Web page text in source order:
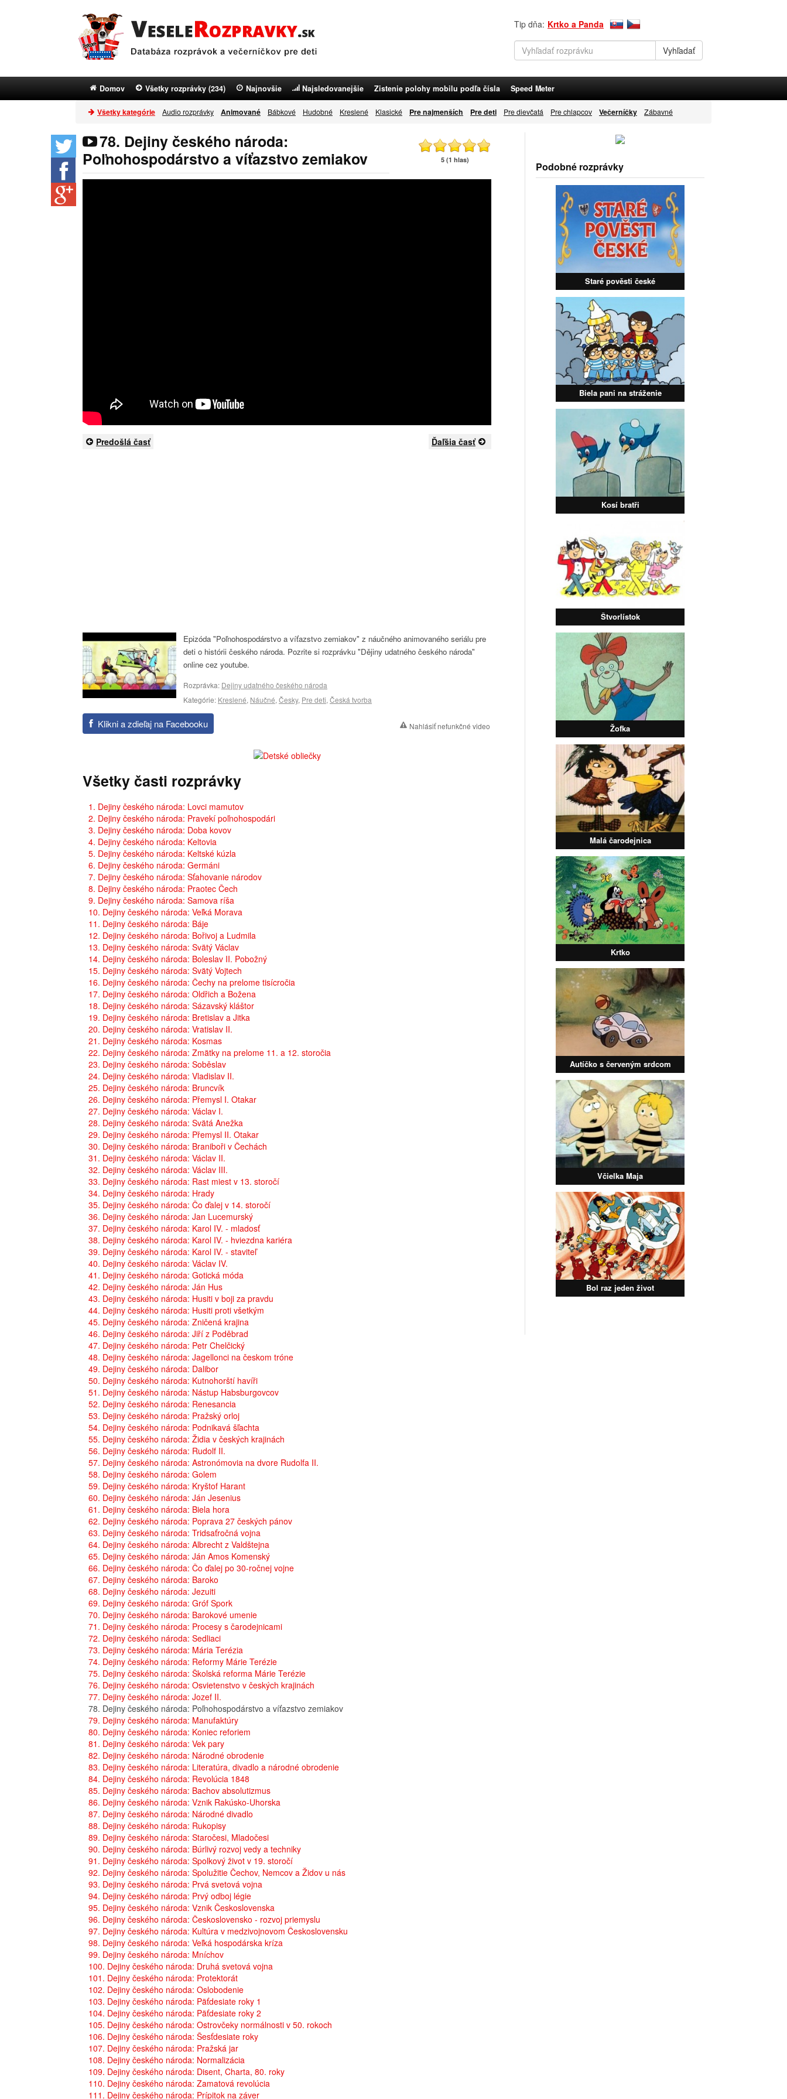
Tip dňa: Krtko a Panda
Domov Všetky rozprávky (234) Najnovšie Najsledovanejšie Zistenie polohy mobilu podľa čísla Speed Meter
Všetky kategórie Audio rozprávky Animované Bábkové Hudobné Kreslené Klasické Pre najmenších Pre deti Pre dievčatá Pre chlapcov Večerníčky Zábavné
78. Dejiny českého národa:
Poľnohospodárstvo a víťazstvo zemiakov
5 (1 hlas)
Predošlá časť Ďaľšia časť
Epizóda "Poľnohospodárstvo a víťazstvo zemiakov" z náučného animovaného seriálu pre
deti o histórii českého národa. Pozrite si rozprávku "Dějiny udatného českého národa"
online cez youtube.
Rozprávka: Dejiny udatného českého národa
Kategórie: Kreslené, Náučné, Česky, Pre deti, Česká tvorba
Klikni a zdieľaj na Facebooku Nahlásiť nefunkčné video
Všetky časti rozprávky
1. Dejiny českého národa: Lovci mamutov
2. Dejiny českého národa: Pravekí poľnohospodári
3. Dejiny českého národa: Doba kovov
4. Dejiny českého národa: Keltovia
5. Dejiny českého národa: Keltské kúzla
6. Dejiny českého národa: Germáni
7. Dejiny českého národa: Sťahovanie národov
8. Dejiny českého národa: Praotec Čech
9. Dejiny českého národa: Samova ríša
10. Dejiny českého národa: Veľká Morava
11. Dejiny českého národa: Báje
12. Dejiny českého národa: Bořivoj a Ludmila
13. Dejiny českého národa: Svätý Václav
14. Dejiny českého národa: Boleslav II. Pobožný
15. Dejiny českého národa: Svätý Vojtech
16. Dejiny českého národa: Čechy na prelome tisícročia
17. Dejiny českého národa: Oldřich a Božena
18. Dejiny českého národa: Sázavský kláštor
19. Dejiny českého národa: Bretislav a Jitka
20. Dejiny českého národa: Vratislav II.
21. Dejiny českého národa: Kosmas
22. Dejiny českého národa: Zmätky na prelome 11. a 12. storočia
23. Dejiny českého národa: Soběslav
24. Dejiny českého národa: Vladislav II.
25. Dejiny českého národa: Bruncvík
26. Dejiny českého národa: Přemysl I. Otakar
27. Dejiny českého národa: Václav I.
28. Dejiny českého národa: Svätá Anežka
29. Dejiny českého národa: Přemysl II. Otakar
30. Dejiny českého národa: Braniboři v Čechách
31. Dejiny českého národa: Václav II.
32. Dejiny českého národa: Václav III.
33. Dejiny českého národa: Rast miest v 13. storočí
34. Dejiny českého národa: Hrady
35. Dejiny českého národa: Čo ďalej v 14. storočí
36. Dejiny českého národa: Jan Lucemurský
37. Dejiny českého národa: Karol IV. - mladosť
38. Dejiny českého národa: Karol IV. - hviezdna kariéra
39. Dejiny českého národa: Karol IV. - staviteľ
40. Dejiny českého národa: Václav IV.
41. Dejiny českého národa: Gotická móda
42. Dejiny českého národa: Ján Hus
43. Dejiny českého národa: Husiti v boji za pravdu
44. Dejiny českého národa: Husiti proti všetkým
45. Dejiny českého národa: Zničená krajina
46. Dejiny českého národa: Jiří z Poděbrad
47. Dejiny českého národa: Petr Chelčický
48. Dejiny českého národa: Jagellonci na českom tróne
49. Dejiny českého národa: Dalibor
50. Dejiny českého národa: Kutnohorští havíři
51. Dejiny českého národa: Nástup Habsburgovcov
52. Dejiny českého národa: Renesancia
53. Dejiny českého národa: Pražský orloj
54. Dejiny českého národa: Podnikavá šľachta
55. Dejiny českého národa: Židia v českých krajinách
56. Dejiny českého národa: Rudolf II.
57. Dejiny českého národa: Astronómovia na dvore Rudolfa II.
58. Dejiny českého národa: Golem
59. Dejiny českého národa: Kryštof Harant
60. Dejiny českého národa: Ján Jesenius
61. Dejiny českého národa: Biela hora
62. Dejiny českého národa: Poprava 27 českých pánov
63. Dejiny českého národa: Tridsaťročná vojna
64. Dejiny českého národa: Albrecht z Valdštejna
65. Dejiny českého národa: Ján Amos Komenský
66. Dejiny českého národa: Čo ďalej po 30-ročnej vojne
67. Dejiny českého národa: Baroko
68. Dejiny českého národa: Jezuiti
69. Dejiny českého národa: Gróf Spork
70. Dejiny českého národa: Barokové umenie
71. Dejiny českého národa: Procesy s čarodejnicami
72. Dejiny českého národa: Sedliaci
73. Dejiny českého národa: Mária Terézia
74. Dejiny českého národa: Reformy Márie Terézie
75. Dejiny českého národa: Školská reforma Márie Terézie
76. Dejiny českého národa: Osvietenstvo v českých krajinách
77. Dejiny českého národa: Jozef II.
78. Dejiny českého národa: Poľnohospodárstvo a víťazstvo zemiakov
79. Dejiny českého národa: Manufaktúry
80. Dejiny českého národa: Koniec reforiem
81. Dejiny českého národa: Vek pary
82. Dejiny českého národa: Národné obrodenie
83. Dejiny českého národa: Literatúra, divadlo a národné obrodenie
84. Dejiny českého národa: Revolúcia 1848
85. Dejiny českého národa: Bachov absolutizmus
86. Dejiny českého národa: Vznik Rakúsko-Uhorska
87. Dejiny českého národa: Národné divadlo
88. Dejiny českého národa: Rukopisy
89. Dejiny českého národa: Staročesi, Mladočesi
90. Dejiny českého národa: Búrlivý rozvoj vedy a techniky
91. Dejiny českého národa: Spolkový život v 19. storočí
92. Dejiny českého národa: Spolužitie Čechov, Nemcov a Židov u nás
93. Dejiny českého národa: Prvá svetová vojna
94. Dejiny českého národa: Prvý odboj légie
95. Dejiny českého národa: Vznik Československa
96. Dejiny českého národa: Československo - rozvoj priemyslu
97. Dejiny českého národa: Kultúra v medzivojnovom Československu
98. Dejiny českého národa: Veľká hospodárska kríza
99. Dejiny českého národa: Mníchov
100. Dejiny českého národa: Druhá svetová vojna
101. Dejiny českého národa: Protektorát
102. Dejiny českého národa: Oslobodenie
103. Dejiny českého národa: Päťdesiate roky 1
104. Dejiny českého národa: Päťdesiate roky 2
105. Dejiny českého národa: Ostrovčeky normálnosti v 50. rokoch
106. Dejiny českého národa: Šesťdesiate roky
107. Dejiny českého národa: Pražská jar
108. Dejiny českého národa: Normalizácia
109. Dejiny českého národa: Disent, Charta, 80. roky
110. Dejiny českého národa: Zamatová revolúcia
111. Dejiny českého národa: Prípitok na záver
Podobné rozprávky
Staré pověsti české
Biela pani na stráženie
Kosí bratři
Štvorlístok
Žofka
Malá čarodejnica
Krtko
Autíčko s červeným srdcom
Včielka Maja
Bol raz jeden život